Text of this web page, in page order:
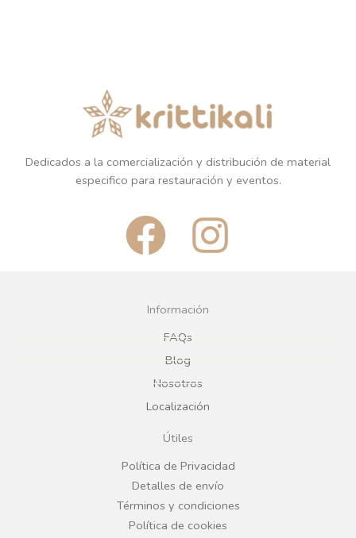
Dedicados a la comercialización y distribución de material
especifico para restauración y eventos.
F
a
c
e
b
o
o
k
I
n
g
r
a
Información
FAQs
Blog
Nosotros
Localización
Útiles
Política de Privacidad
Detalles de envío
Términos y condiciones
Política de cookies